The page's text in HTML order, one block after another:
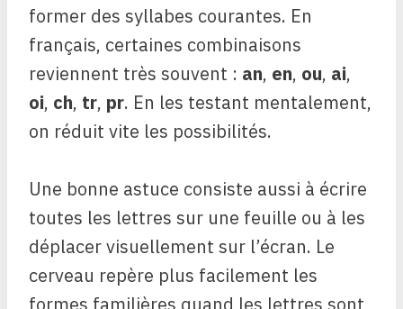
former des syllabes courantes. En
français, certaines combinaisons
reviennent très souvent : an, en, ou, ai,
oi, ch, tr, pr. En les testant mentalement,
on réduit vite les possibilités.
Une bonne astuce consiste aussi à écrire
toutes les lettres sur une feuille ou à les
déplacer visuellement sur l’écran. Le
cerveau repère plus facilement les
formes familières quand les lettres sont